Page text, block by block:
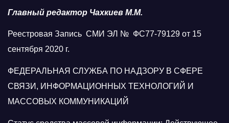
Главный редактор Чахкиев М.М.
Реестровая Запись СМИ ЭЛ № ФС77-79129 от 15
сентября 2020 г.
ФЕДЕРАЛЬНАЯ СЛУЖБА ПО НАДЗОРУ В СФЕРЕ
СВЯЗИ, ИНФОРМАЦИОННЫХ ТЕХНОЛОГИЙ И
МАССОВЫХ КОММУНИКАЦИЙ